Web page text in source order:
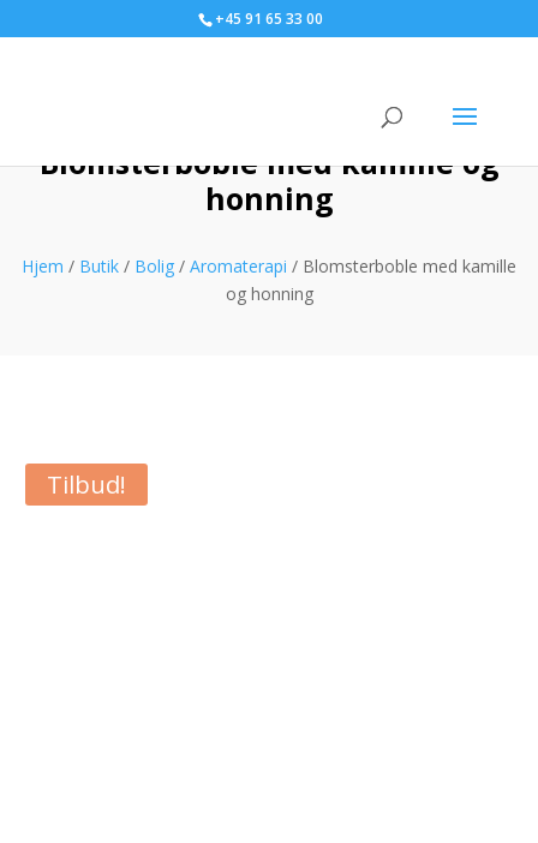
+45 91 65 33 00
Blomsterboble med kamille og
honning
Hjem / Butik / Bolig / Aromaterapi / Blomsterboble med kamille
og honning
Tilbud!